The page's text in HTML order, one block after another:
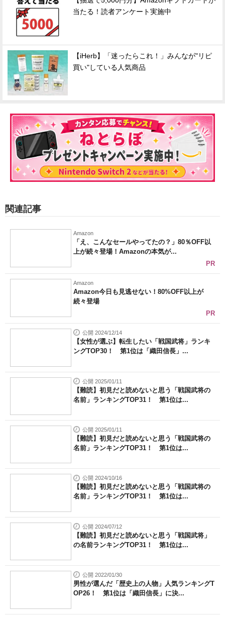
当たる！読者アンケート実施中
【iHerb】「迷ったらこれ！」みんなが"リピ
買い"している人気商品
関連記事
Amazon
「え、こんなセールやってたの？」80％OFF以
上が続々登場！Amazonの本気が...
PR
Amazon
Amazon今日も見逃せない！80%OFF以上が
続々登場
PR
公開 2024/12/14
【女性が選ぶ】転生したい「戦国武将」ランキ
ングTOP30！ 第1位は「織田信長」...
公開 2025/01/11
【難読】初見だと読めないと思う「戦国武将の
名前」ランキングTOP31！ 第1位は...
公開 2025/01/11
【難読】初見だと読めないと思う「戦国武将の
名前」ランキングTOP31！ 第1位は...
公開 2024/10/16
【難読】初見だと読めないと思う「戦国武将の
名前」ランキングTOP31！ 第1位は...
公開 2024/07/12
【難読】初見だと読めないと思う「戦国武将」
の名前ランキングTOP31！ 第1位は...
公開 2022/01/30
男性が選んだ「歴史上の人物」人気ランキングT
OP26！ 第1位は「織田信長」に決...